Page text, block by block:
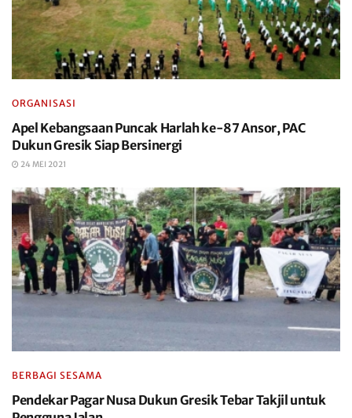
ORGANISASI
Apel Kebangsaan Puncak Harlah ke-87 Ansor, PAC
Dukun Gresik Siap Bersinergi
24 MEI 2021
BERBAGI SESAMA
Pendekar Pagar Nusa Dukun Gresik Tebar Takjil untuk